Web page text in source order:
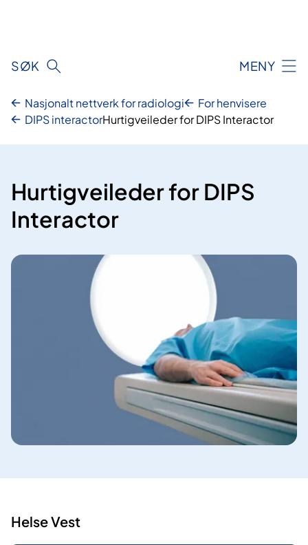
SØK MENY
Nasjonalt nettverk for radiologi
For henvisere
DIPS interactorHurtigveileder for DIPS Interactor
Hurtigveileder for DIPS
Interactor
Helse Vest